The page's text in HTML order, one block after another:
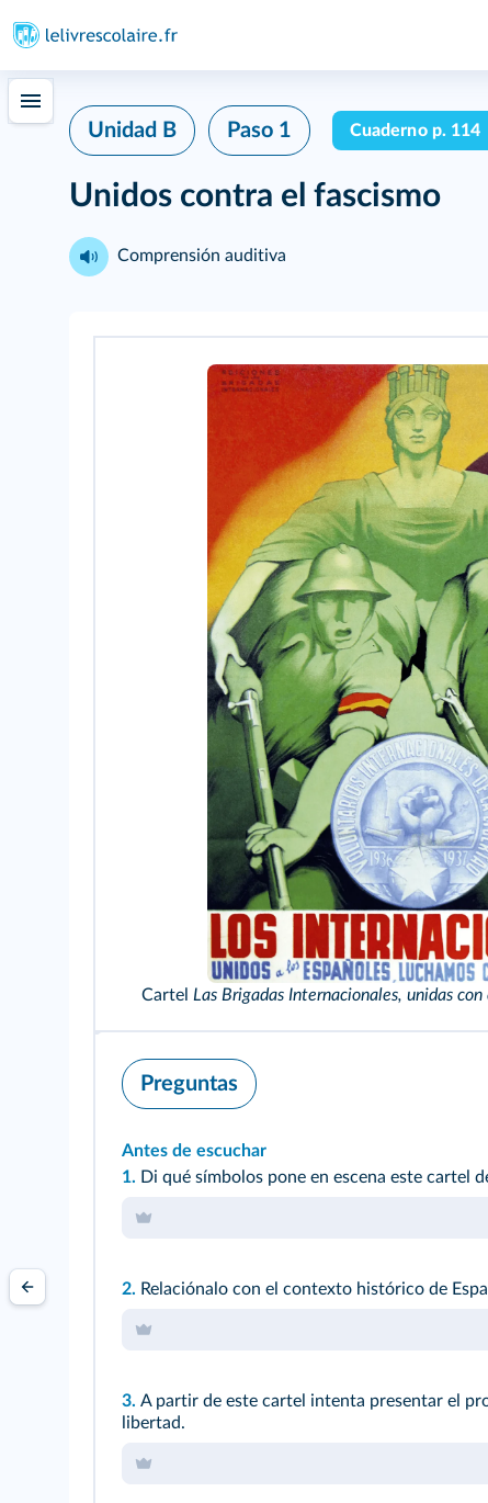
Unidad B Paso 1 Cuaderno p. 114
Unidos contra el fascismo
Comprensión auditiva
Cartel Las Brigadas Internacionales, unidas
Preguntas
Antes de escuchar
1. Di qué símbolos pone en escena este cartel
2. Relaciónalo con el contexto histórico de
3. A partir de este cartel intenta presentar el
libertad.